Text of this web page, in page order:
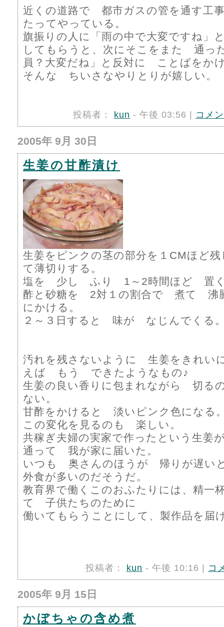
近くの道路で 都市ガスの管を通す工
たってやっている。
旗振りの人に「雨の中で大変ですね」
してもらうと、次にそこをまた 通っ
員？大変だね」と反対に ことばをか
そんな ちいさなやりとりが嬉しい。
投稿者： kun - 午後 03:56 | コメ
2005年 9月 30日
生姜の甘酢漬け
生姜をピンクの茎の部分を１CMほど
て薄切りする。
塩を 少し ふり 1～2時間ほど 置
酢と砂糖を 2対１の割合で 煮て 沸
にかける。
２～３日すると 味が なじんでくる
汚れを残さないように 生姜をきれい
えば もう できたようなもの♪
生姜の良い香りに包まれながら 切る
ない。
甘酢をかけると 淡いピンク色になる
この変化を見るのも 楽しい。
共稼ぎ夫婦の実家で作ったという生姜
通って 我が家に届いた。
いつも 奥さんのほうが 帰りが遅い
外食が多いのだそうだ。
教育界で働くこのおふたりには、精
て 子供たちのために
働いてもらうことにして、製作品を届
投稿者： kun - 午後 10:16 | コ
2005年 9月 15日
かぼちゃの含め煮